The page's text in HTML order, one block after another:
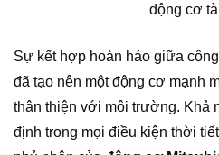
động cơ
Sự kết hợp hoàn hảo giữa
đã tạo nên một động cơ mạnh
thân thiện với môi trường. Khả
định trong mọi điều kiện thời